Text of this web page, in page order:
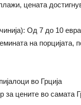
цената
Од 7 до 10
на порцијата,
во Грција
за цените во самата